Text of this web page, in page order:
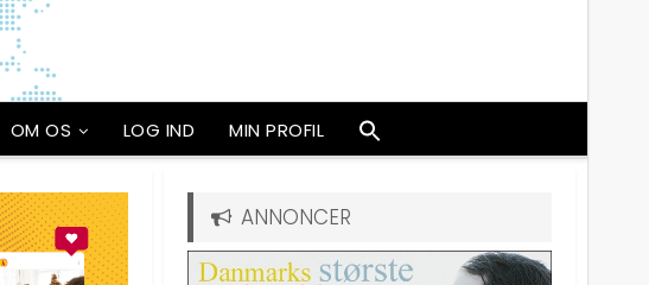
OM OS LOG IND MIN PROFIL
ANNONCER